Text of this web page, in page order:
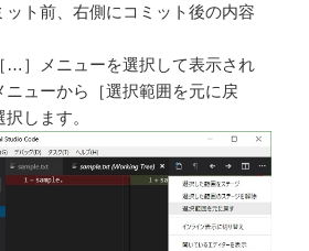
ット前、右側にコミット後の内容
…］メニューを選択して表示され
ニューから［選択範囲を元に戻
します。